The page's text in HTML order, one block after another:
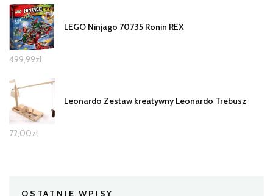
LEGO Ninjago 70735 Ronin REX
499,99zł
Leonardo Zestaw kreatywny Leonardo Trebusz
72,00zł
OSTATNIE WPISY